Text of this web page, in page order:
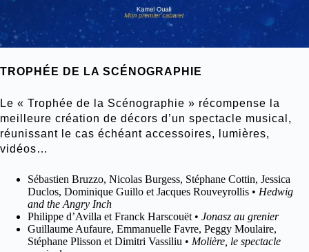
TROPHÉE DE LA SCÉNOGRAPHIE
Le « Trophée de la Scénographie » récompense la
meilleure création de décors d’un spectacle musical,
réunissant le cas échéant accessoires, lumières,
vidéos…
Sébastien Bruzzo, Nicolas Burgess, Stéphane Cottin, Jessica
Duclos, Dominique Guillo et Jacques Rouveyrollis • Hedwig
and the Angry Inch
Philippe d’Avilla et Franck Harscouët • Jonasz au grenier
Guillaume Aufaure, Emmanuelle Favre, Peggy Moulaire,
Stéphane Plisson et Dimitri Vassiliu • Molière, le spectacle